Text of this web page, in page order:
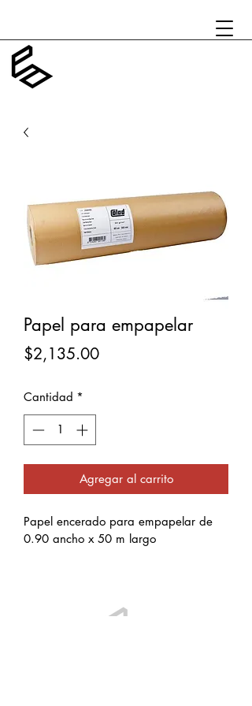
Papel para empapelar
$2,135.00Precio
Cantidad *
Agregar al carrito
Papel encerado para empapelar de
0.90 ancho x 50 m largo